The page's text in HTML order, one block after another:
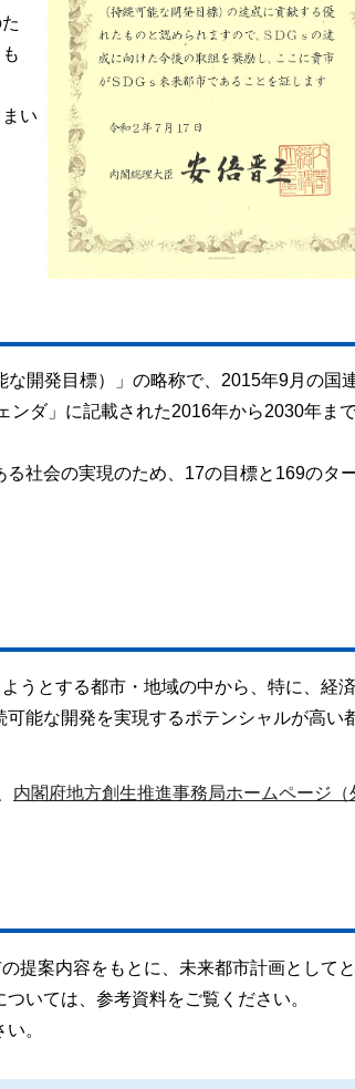
い
開発目標）」の略称で、2015年9月の国
ンダ」に記載された2016年から2030年ま
る社会の実現のため、17の目標と169のタ
うとする都市・地域の中から、特に、経
能な開発を実現するポテンシャルが高い
内閣府地方創生推進事務局ホームページ（
提案内容をもとに、未来都市計画として
いては、参考資料をご覧ください。
。